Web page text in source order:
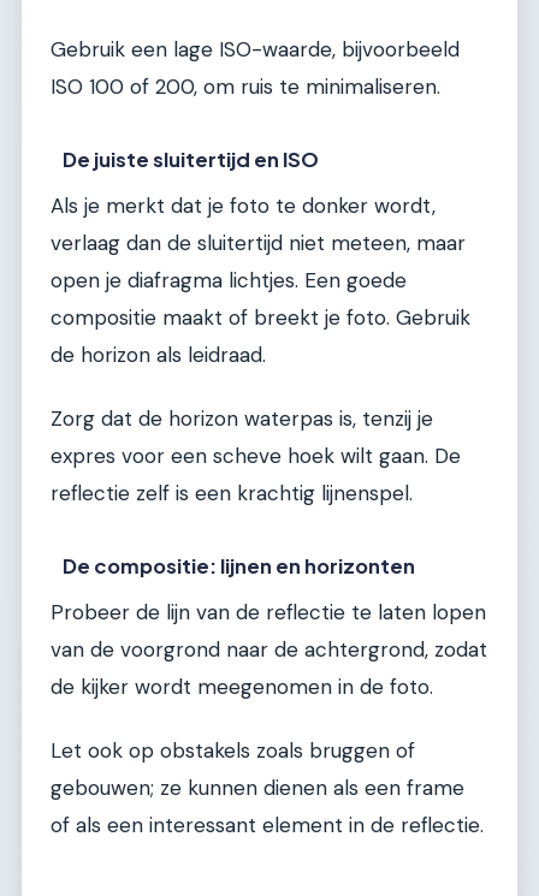
Gebruik een lage ISO-waarde, bijvoorbeeld
ISO 100 of 200, om ruis te minimaliseren.
De juiste sluitertijd en ISO
Als je merkt dat je foto te donker wordt,
verlaag dan de sluitertijd niet meteen, maar
open je diafragma lichtjes. Een goede
compositie maakt of breekt je foto. Gebruik
de horizon als leidraad.
Zorg dat de horizon waterpas is, tenzij je
expres voor een scheve hoek wilt gaan. De
reflectie zelf is een krachtig lijnenspel.
De compositie: lijnen en horizonten
Probeer de lijn van de reflectie te laten lopen
van de voorgrond naar de achtergrond, zodat
de kijker wordt meegenomen in de foto.
Let ook op obstakels zoals bruggen of
gebouwen; ze kunnen dienen als een frame
of als een interessant element in de reflectie.